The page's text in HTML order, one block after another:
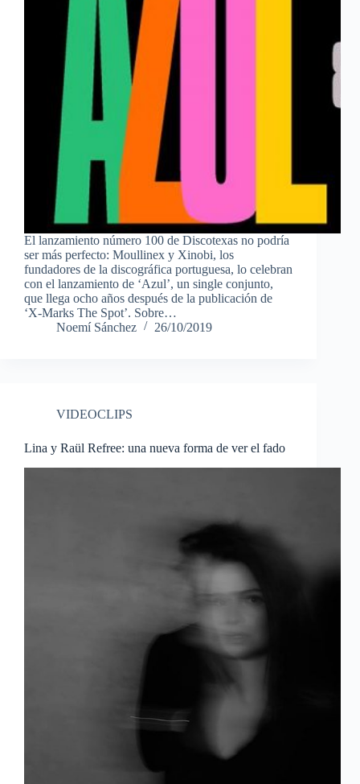
El lanzamiento número 100 de Discotexas no podría
ser más perfecto: Moullinex y Xinobi, los
fundadores de la discográfica portuguesa, lo celebran
con el lanzamiento de ‘Azul’, un single conjunto,
que llega ocho años después de la publicación de
‘X-Marks The Spot’. Sobre…
Noemí Sánchez
26/10/2019
VIDEOCLIPS
Lina y Raül Refree: una nueva forma de ver el fado